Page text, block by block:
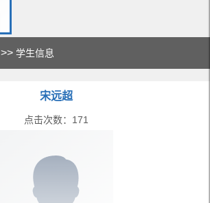
>>学生信息
宋远超
点击次数： 171